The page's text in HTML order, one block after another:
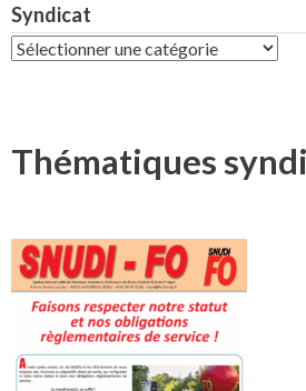
Syndicat
Syndicat
Thématiques